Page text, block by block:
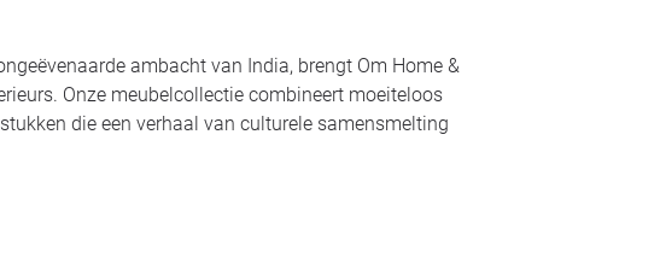
ambacht van India, brengt Om Home &
Onze meubelcollectie combineert moeiteloos
die een verhaal van culturele samensmelting